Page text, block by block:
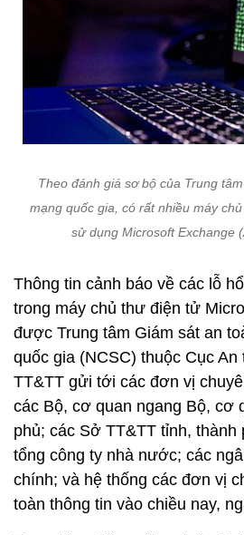
Theo đánh giá sơ bộ của Trung
mạng quốc gia, có rất nhiều máy
sử dụng Microsoft Exchange
Thông tin cảnh báo về các lỗ
trong máy chủ thư điện tử
được Trung tâm Giám sát an
quốc gia (NCSC) thuộc Cục An
TT&TT gửi tới các đơn vị
các Bộ, cơ quan ngang Bộ, cơ
phủ; các Sở TT&TT tỉnh, thành
tổng công ty nhà nước; các
chính; và hệ thống các đơn vị
toàn thông tin vào chiều nay,